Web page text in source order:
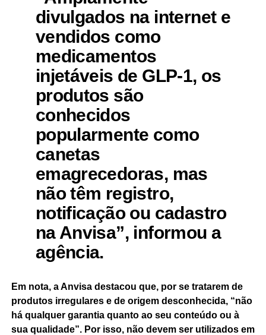
divulgados na internet e
vendidos como
medicamentos
injetáveis de GLP-1, os
produtos são
conhecidos
popularmente como
canetas
emagrecedoras, mas
não têm registro,
notificação ou cadastro
na Anvisa”, informou a
agência.
Em nota, a Anvisa destacou que, por se tratarem de
produtos irregulares e de origem desconhecida, “não
há qualquer garantia quanto ao seu conteúdo ou à
sua qualidade”. Por isso, não devem ser utilizados em